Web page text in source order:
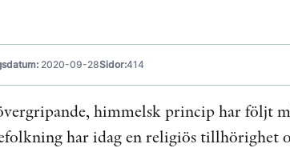
2020-09-28Sidor:414
himmelsk princip har följt
har idag en religiös tillhörighet